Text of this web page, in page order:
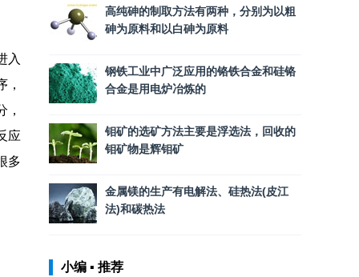
入
，
，
应
多
高纯砷的制取方法有两种，分别为以粗
砷为原料和以白砷为原料
钢铁工业中广泛应用的铬铁合金和硅铬
合金是用电炉冶炼的
钼矿的选矿方法主要是浮选法，回收的
钼矿物是辉钼矿
金属镁的生产有电解法、硅热法(皮江
法)和碳热法
小编 ▪ 推荐